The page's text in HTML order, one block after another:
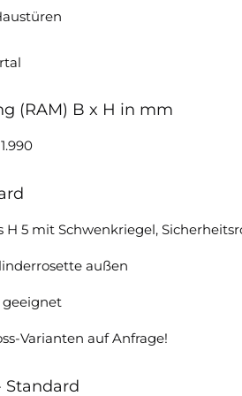
(RAM) B x H in mm
H 5 mit Schwenkriegel,
außen
geeignet
Varianten auf Anfrage!
Standard